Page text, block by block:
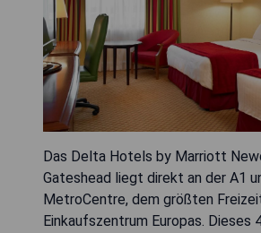
Das Delta Hotels by Marriott
Gateshead liegt direkt an der A1
MetroCentre, dem größten
Einkaufszentrum Europas. Dieses